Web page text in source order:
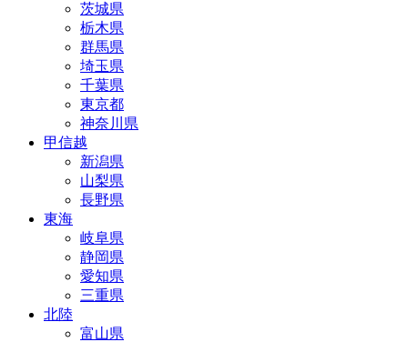
茨城県
栃木県
群馬県
埼玉県
千葉県
東京都
神奈川県
甲信越
新潟県
山梨県
長野県
東海
岐阜県
静岡県
愛知県
三重県
北陸
富山県